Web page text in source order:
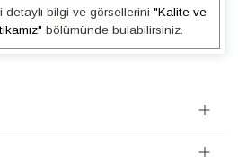
bilgi ve görsellerini "Kalite ve
bölümünde bulabilirsiniz.